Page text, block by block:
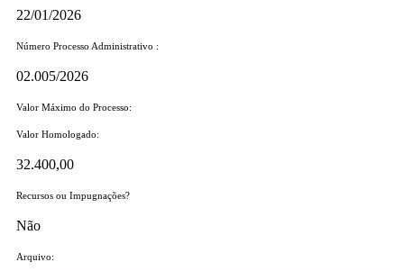
22/01/2026
Número Processo Administrativo :
02.005/2026
Valor Máximo do Processo: ​
Valor Homologado: ​
32.400,00
Recursos ou Impugnações? ​
Não
Arquivo: